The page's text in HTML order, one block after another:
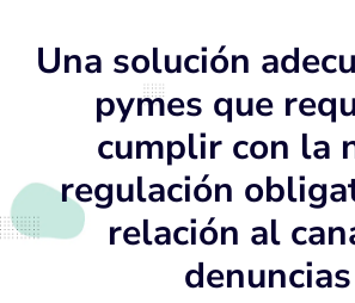
Una solución
pymes que
cumplir con la
regulación
relación al
denuncias